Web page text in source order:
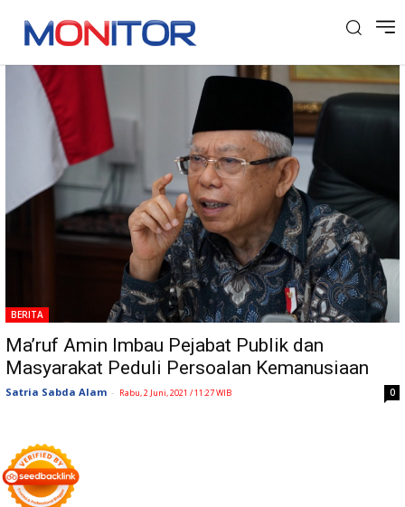
Tag: Persoalan Kemanusiaan
BERITA
Ma’ruf Amin Imbau Pejabat Publik dan
Masyarakat Peduli Persoalan Kemanusiaan
Satria Sabda Alam - Rabu, 2 Juni, 2021 / 11:27 WIB 0